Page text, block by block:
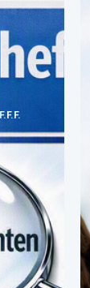
F.F.F.